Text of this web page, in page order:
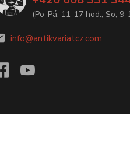
(Po-Pá, 11-17 hod.; So, 9-
info@antikvariatcz.com